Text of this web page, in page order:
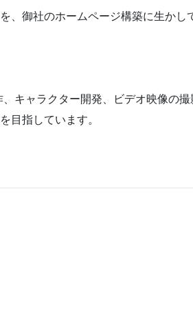
、御社のホームページ構築に生かし
キャラクター開発、ビデオ映像の撮
目指しています。